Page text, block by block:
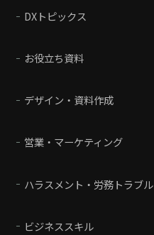
DXトピックス
お役立ち資料
デザイン・資料作成
営業・マーケティング
ハラスメント・労務トラブル
ビジネススキル